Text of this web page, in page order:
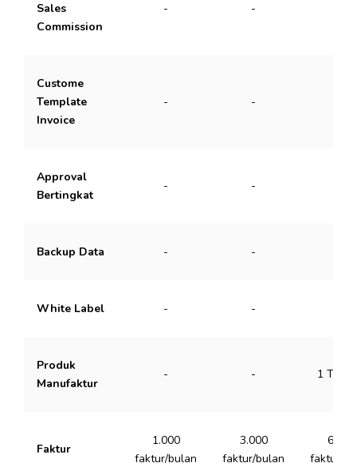
Sales
Commission
- -
Custome
Template
Invoice
- -
Approval
Bertingkat
- -
Backup Data - -
White Label - -
Produk
Manufaktur
- - 1
Faktur
1.000
faktur/bulan
3.000
faktur/bulan
6.000
faktur/